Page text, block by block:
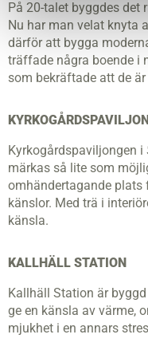
På 20-talet byggdes det
Nu har man velat knyta
därför att bygga
träffade några boende i
som bekräftade att de
Kyrkogårdspaviljongen
märkas så lite som
omhändertagande plats
känslor. Med trä i
känsla.
KALLHÄLL STATION
Kallhäll Station är
ge en känsla av värme,
mjukhet i en annars